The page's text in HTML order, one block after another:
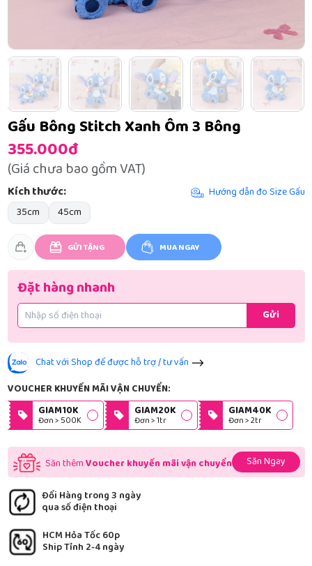
Gấu Bông Stitch Xanh Ôm 3 Bông
355.000đ
(Giá chưa bao gồm VAT)
Kích thước:
Hướng dẫn đo Size Gấu
35cm
45cm
GỬI TẶNG MUA NGAY
Đặt hàng nhanh
Gửi
Chat với Shop để được hỗ trợ / tư vấn
VOUCHER KHUYẾN MÃI VẬN CHUYỂN:
GIAM10K
Đơn > 500K
GIAM20K
Đơn > 1tr
GIAM40K
Đơn > 2tr
Săn thêmVoucher khuyến mãi vận chuyển Săn Ngay
Đổi Hàng trong 3 ngày
qua số điện thoại
HCM Hỏa Tốc 60p
Ship Tỉnh 2-4 ngày